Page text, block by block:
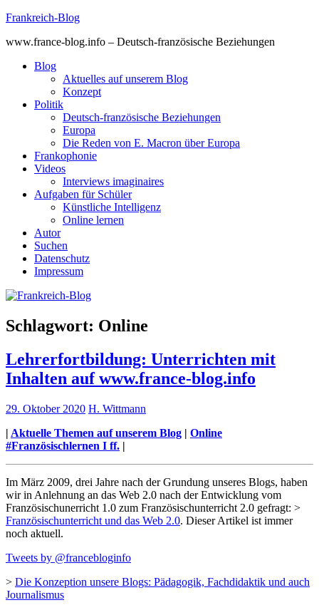
Skip
content
Frankreich-Blog
www.france-blog.info – Deutsch-französische Beziehungen
Blog
Aktuelles auf unserem Blog
Konzept
Politik
Deutsch-französische Beziehungen
Europa
Die Reden von E. Macron über Europa
Frankophonie
Videos
Interviews imaginaires
Aufgaben für Schüler
Künstliche Intelligenz
Online lernen
Autor
Suchen
Datenschutz
Impressum
Schlagwort: Online
Lehrerfortbildung: Unterrichten mit
Inhalten auf www.france-blog.info
29. Oktober 2020 H. Wittmann
| Aktuelle Themen auf unserem Blog | Online
#Französischlernen I ff. |
Im März 2009, drei Jahre nach der Grundung unseres Blogs, haben
wir in Anlehnung an das Web 2.0 nach der Entwicklung vom
Französischunerricht 1.0 zum Französischunterricht 2.0 gefragt: >
Französischunterricht und das Web 2.0. Dieser Artikel ist immer
noch aktuell.
Tweets by @francebloginfo
> Die Konzeption unsere Blogs: Pädagogik, Fachdidaktik und auch
Journalismus